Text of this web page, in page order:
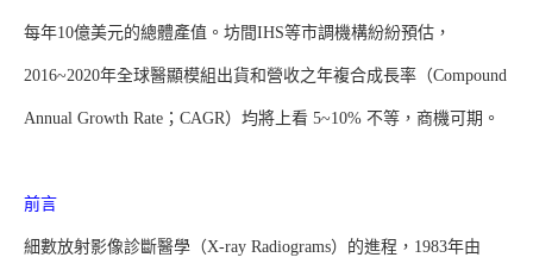
每年10億美元的總體產值。坊間IHS等市調機構紛紛預估，
2016~2020年全球醫顯模組出貨和營收之年複合成長率（Compound
Annual Growth Rate；CAGR）均將上看 5~10% 不等，商機可期。
前言
細數放射影像診斷醫學（X-ray Radiograms）的進程，1983年由